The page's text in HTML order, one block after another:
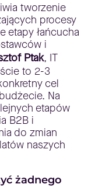
tworzenie
procesy
etapy łańcucha
i
Ptak, IT
to 2-3
cel
Na
etapów
B2B i
do zmian
naszych
żadnego